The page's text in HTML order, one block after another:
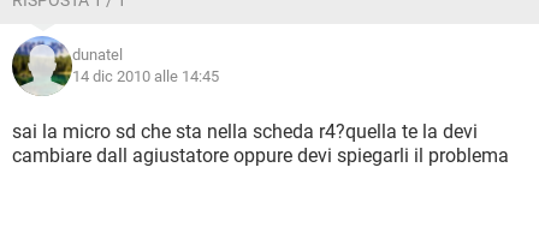
dunatel
14 dic 2010 alle 14:45
sai la micro sd che sta nella scheda r4?quella te la devi
cambiare dall agiustatore oppure devi spiegarli il problema